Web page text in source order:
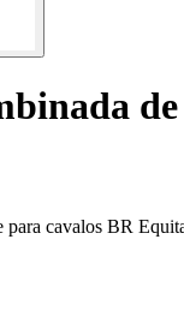
cavalos BR